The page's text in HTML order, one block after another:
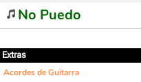
No Puedo
Extras
Acordes de Guitarra